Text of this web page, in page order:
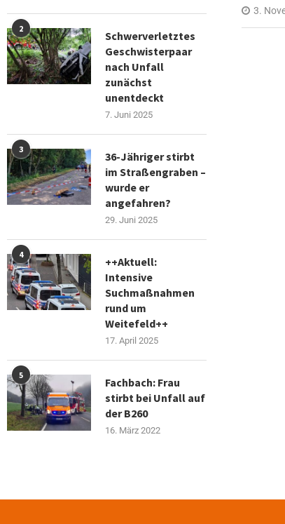
3.
2
Schwerverletztes
Geschwisterpaar
nach Unfall
zunächst
unentdeckt
7. Juni 2025
3
36-Jähriger stirbt
im Straßengraben –
wurde er
angefahren?
29. Juni 2025
4
++Aktuell:
Intensive
Suchmaßnahmen
rund um
Weitefeld++
17. April 2025
5
Fachbach: Frau
stirbt bei Unfall auf
der B260
16. März 2022